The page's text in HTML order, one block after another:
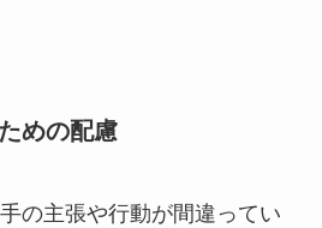
めの配慮
の主張や行動が間違ってい